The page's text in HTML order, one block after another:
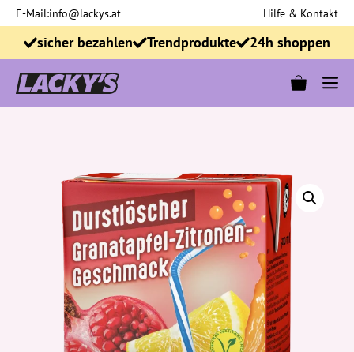
Zum
Inhalt
springen
E-Mail:info@lackys.at Hilfe & Kontakt
sicher bezahlen Trendprodukte 24h shoppen